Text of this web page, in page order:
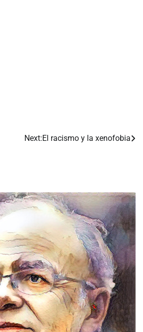
Next:El racismo y la xenofobia